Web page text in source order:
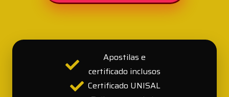
Apostilas e
certificado inclusos
Certificado UNISAL